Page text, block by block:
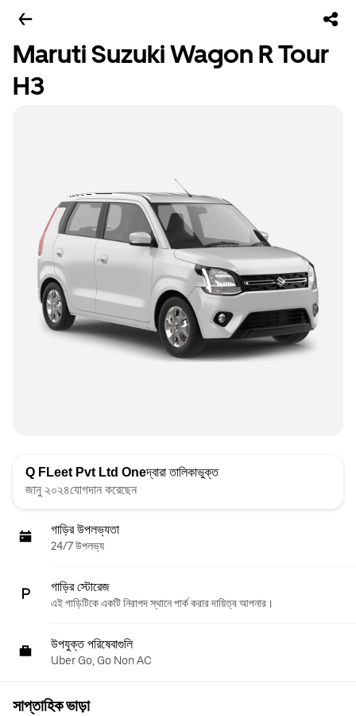
Maruti Suzuki Wagon R Tour
H3
Q FLeet Pvt Ltd Oneদ্বারা তালিকাভুক্ত
জানু ২০২৪যোগদান করেছেন
গাড়ির উপলভ্যতা
24/7 উপলভ্য
গাড়ির স্টোরেজ
এই গাড়িটিকে একটি নিরাপদ স্থানে পার্ক করার দায়িত্ব আপনার।
উপযুক্ত পরিষেবাগুলি
Uber Go, Go Non AC
সাপ্তাহিক ভাড়া